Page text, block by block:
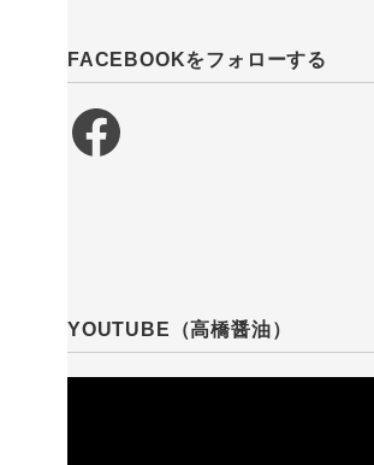
FACEBOOKをフォローする
Facebook
YOUTUBE（高橋醤油）